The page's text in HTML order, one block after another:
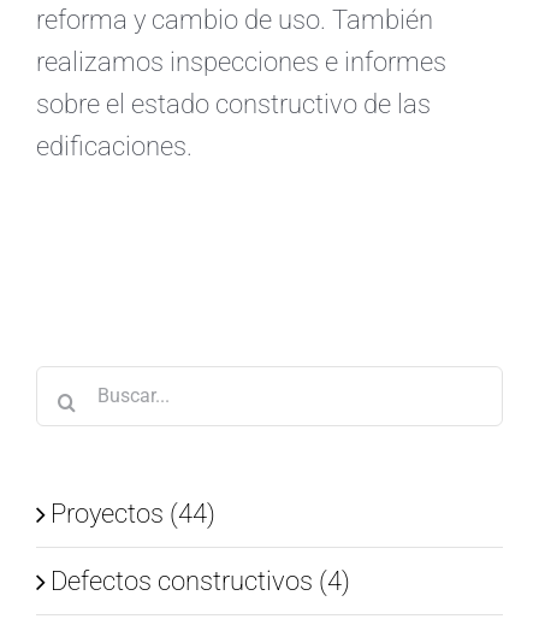
reforma y cambio de uso. También
realizamos inspecciones e informes
sobre el estado constructivo de las
edificaciones.
Buscar:
Proyectos (44)
Defectos constructivos (4)